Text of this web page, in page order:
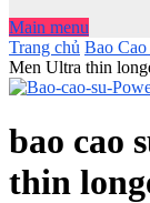
Main menu
Trang chủ Bao Cao
Men Ultra thin
bao cao
thin